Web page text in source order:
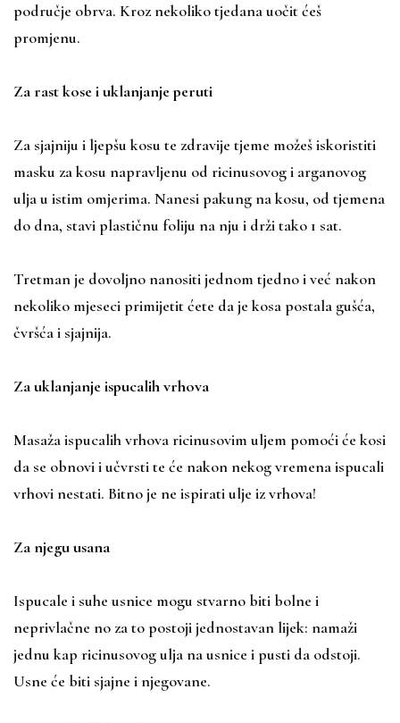
područje obrva. Kroz nekoliko tjedana uočit ćeš
promjenu.
Za rast kose i uklanjanje peruti
Za sjajniju i ljepšu kosu te zdravije tjeme možeš iskoristiti
masku za kosu napravljenu od ricinusovog i arganovog
ulja u istim omjerima. Nanesi pakung na kosu, od tjemena
do dna, stavi plastičnu foliju na nju i drži tako 1 sat.
Tretman je dovoljno nanositi jednom tjedno i već nakon
nekoliko mjeseci primijetit ćete da je kosa postala gušća,
čvršća i sjajnija.
Za uklanjanje ispucalih vrhova
Masaža ispucalih vrhova ricinusovim uljem pomoći će kosi
da se obnovi i učvrsti te će nakon nekog vremena ispucali
vrhovi nestati. Bitno je ne ispirati ulje iz vrhova!
Za njegu usana
Ispucale i suhe usnice mogu stvarno biti bolne i
neprivlačne no za to postoji jednostavan lijek: namaži
jednu kap ricinusovog ulja na usnice i pusti da odstoji.
Usne će biti sjajne i njegovane.